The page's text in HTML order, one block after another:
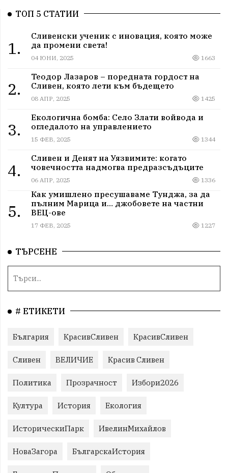
ТОП 5 СТАТИИ
1.
Сливенски ученик с иновация, която може
да промени света!
04 ЮНИ, 2025 1663
2.
Теодор Лазаров – поредната гордост на
Сливен, която лети към бъдещето
08 АПР, 2025 1425
3.
Екологична бомба: Село Злати войвода и
огледалото на управлението
15 ФЕВ, 2025 1344
4.
Сливен и Денят на Уязвимите: когато
човечността надмогва предразсъдъците
06 АПР, 2025 1336
5.
Как умишлено пресушаваме Тунджа, за да
пълним Марица и… джобовете на частни
ВЕЦ-ове
17 ФЕВ, 2025 1227
ТЪРСЕНЕ
# ЕТИКЕТИ
България КрасивСливен КрасивСливен
Сливен ВЕЛИЧИЕ Красив Сливен
Политика Прозрачност Избори2026
Култура История Екология
ИсторическиПарк ИвелинМихайлов
НоваЗагора БългарскаИстория